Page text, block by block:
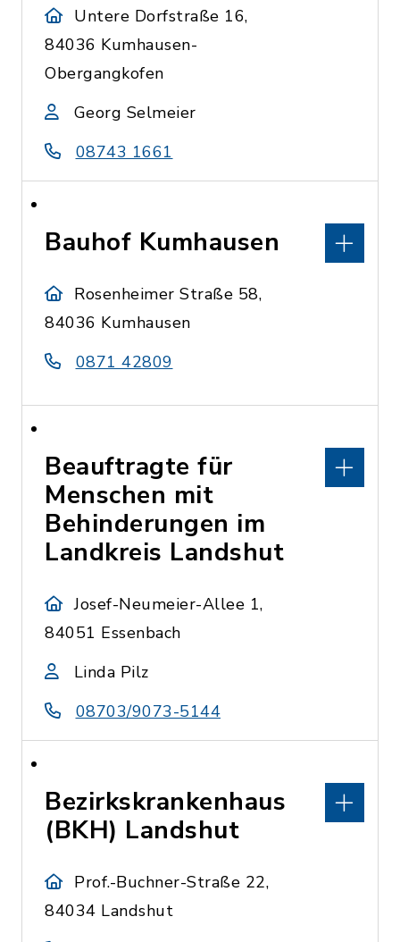
Untere Dorfstraße 16,
84036 Kumhausen-
Obergangkofen
Georg Selmeier
08743 1661
Bauhof Kumhausen
Rosenheimer Straße 58,
84036 Kumhausen
0871 42809
Beauftragte für
Menschen mit
Behinderungen im
Landkreis Landshut
Josef-Neumeier-Allee 1,
84051 Essenbach
Linda Pilz
08703/9073-5144
Bezirkskrankenhaus
(BKH) Landshut
Prof.-Buchner-Straße 22,
84034 Landshut